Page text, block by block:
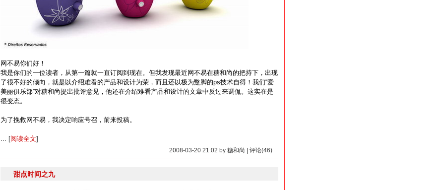
网不易你们好！
我是你们的一位读者，从第一篇就一直订阅到现在。但我发现最近网不易在糖和尚的把持下，出现
了很不好的倾向，就是以介绍难看的产品和设计为荣，而且还以极为蹩脚的ps技术自得！我们“爱
美丽俱乐部”对糖和尚提出批评意见，他还在介绍难看产品和设计的文章中反过来调侃。这实在是
很变态。
为了挽救网不易，我决定响应号召，前来投稿。
... [阅读全文]
2008-03-20 21:02 by 糖和尚 | 评论(46)
甜点时间之九